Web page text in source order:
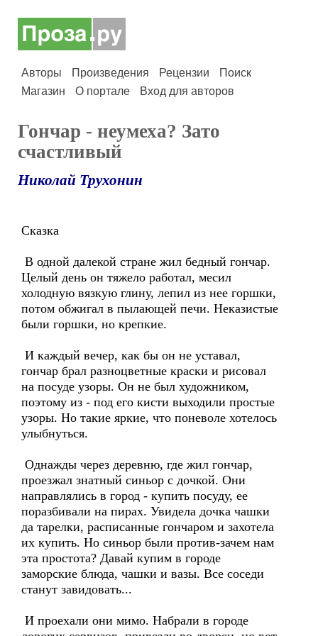
Авторы Произведения Рецензии
Поиск
Магазин
О портале Вход для авторов
Гончар - неумеха? Зато
счастливый
Николай Трухонин
Сказка
В одной далекой стране жил бедный гончар.
Целый день он тяжело работал, месил
холодную вязкую глину, лепил из нее горшки,
потом обжигал в пылающей печи. Неказистые
были горшки, но крепкие.
И каждый вечер, как бы он не уставал,
гончар брал разноцветные краски и рисовал
на посуде узоры. Он не был художником,
поэтому из - под его кисти выходили простые
узоры. Но такие яркие, что поневоле хотелось
улыбнуться.
Однажды через деревню, где жил гончар,
проезжал знатный синьор с дочкой. Они
направлялись в город - купить посуду, ее
поразбивали на пирах. Увидела дочка чашки
да тарелки, расписанные гончаром и захотела
их купить. Но синьор были против-зачем нам
эта простота? Давай купим в городе
заморские блюда, чашки и вазы. Все соседи
станут завидовать...
И проехали они мимо. Набрали в городе